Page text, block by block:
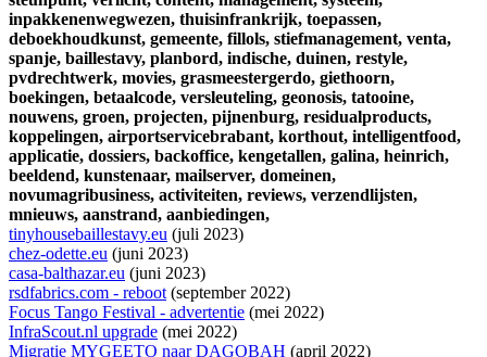
inpakkenenwegwezen, thuisinfrankrijk, toepassen,
deboekhoudkunst, gemeente, fillols, stiefmanagement, venta,
spanje, baillestavy, planbord, indische, duinen, restyle,
pvdrechtwerk, movies, grasmeestergerdo, giethoorn,
boekingen, betaalcode, versleuteling, geonosis, tatooine,
nouwens, groen, projecten, pijnenburg, residualproducts,
koppelingen, airportservicebrabant, korthout, intelligentfood,
applicatie, dossiers, backoffice, kengetallen, galina, heinrich,
beeldend, kunstenaar, mailserver, domeinen,
novumagribusiness, activiteiten, reviews, verzendlijsten,
mnieuws, aanstrand, aanbiedingen,
tinyhousebaillestavy.eu (juli 2023)
chez-odette.eu (juni 2023)
casa-balthazar.eu (juni 2023)
rsdfabrics.com - reboot(september 2022)
Focus Tango Festival - advertentie (mei 2022)
InfraScout.nl upgrade (mei 2022)
Migratie MYGEETO naar DAGOBAH (april 2022)